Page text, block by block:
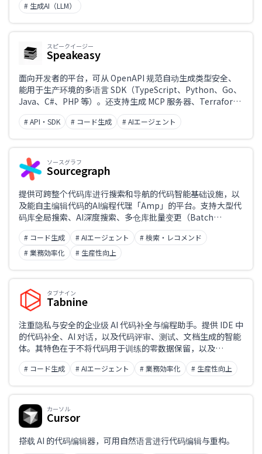
# 生成AI（LLM）
スピークイージー
Speakeasy
面向开发者的平台，可从 OpenAPI 规范自动生成类型安全、
能用于生产环境的多语言 SDK（TypeScript、Python、Go、
Java、C#、PHP 等）。还支持生成 MCP 服务器、Terraform
Provider、CLI 与契约测试，并通过 CI/CD 实现自动重新生成
与包发布的一站式流程。
# API・SDK # コード生成 # AIエージェント
ソースグラフ
Sourcegraph
提供可跨整个代码库进行搜索和导航的代码智能基础设施，以
及能自主编辑代码的AI编程代理「Amp」的平台。支持大型代
码库全局搜索、AI深度搜索、多仓库批量变更（Batch
Changes）等功能，助力企业级开发提效。
# コード生成 # AIエージェント
# 検索・レコメンド
# 業務効率化
# 生産性向上
タブナイン
Tabnine
注重隐私与安全的企业级 AI 代码补全与编程助手。提供 IDE 中
的代码补全、AI 对话，以及代码评审、测试、文档生成的智能
体。其特色在于不将代码用于训练的零数据保留，以及
SaaS、VPC、本地部署、隔离网络（air-gapped）等灵活的
部署形态。
# コード生成 # AIエージェント # 業務効率化 # 生産性向上
カーソル
Cursor
搭载 AI 的代码编辑器，可用自然语言进行代码编辑与重构。